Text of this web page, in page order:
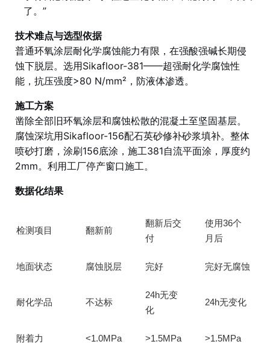
了。”
技术难点与选型依据
普通环氧涂层耐化学腐蚀能力有限，在强酸强碱长期侵
蚀下脱层。选用Sikafloor-381——超强耐化学腐蚀性
能，抗压强度>80 N/mm²，防液体渗透。
施工方案
凿除全部旧环氧涂层和腐蚀松散的混凝土至坚固基层。
腐蚀深坑用Sikafloor-156配石英砂修补砂浆填补。整体
喷砂打磨，涂刷156底涂，施工381自流平面涂，厚度约
2mm。利用工厂停产窗口施工。
数据化结果
检测项目 翻新前
翻新后交
付
使用36个
月后
地面状态 腐蚀脱层 完好 完好无腐蚀
耐化学品 不达标
24h无变
化
24h无变化
附着力 <1.0MPa >1.5MPa >1.5MPa